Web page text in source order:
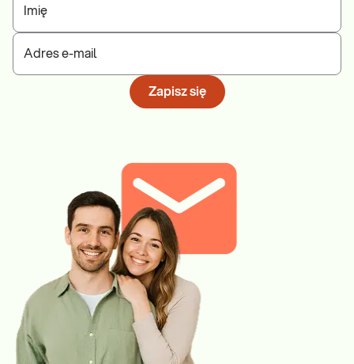
Imię
Adres e-mail
Zapisz się